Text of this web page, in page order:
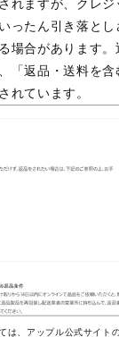
れますが、クレ
ったん引き落と
場合があります
「返品・送料を
れています。
は、アップル公式サイト